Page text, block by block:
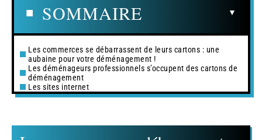
SOMMAIRE
Les commerces se débarrassent de leurs cartons : une
aubaine pour votre déménagement !
Les déménageurs professionnels s’occupent des cartons de
déménagement
Les sites internet